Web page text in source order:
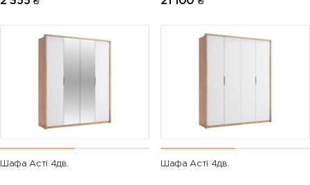
Шафа Асті 4дв. Шафа Асті 4дв.